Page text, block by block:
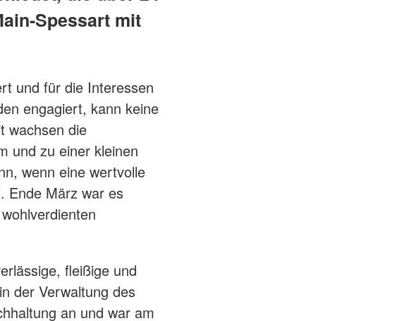
Spessart mit
und für die Interessen
engagiert, kann keine
wachsen die
und zu einer kleinen
wenn eine wertvolle
Ende März war es
fleißige und
der Verwaltung des
an und war am